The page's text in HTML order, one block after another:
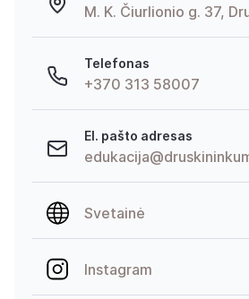
M. K. Čiurlionio g. 37,
Telefonas
+370 313 58007
El. pašto adresas
Svetainė
Instagram